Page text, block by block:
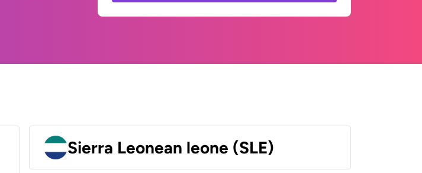
Sierra Leonean leone (SLE)